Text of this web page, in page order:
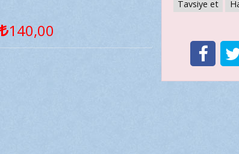
140,00
Tavsiye et